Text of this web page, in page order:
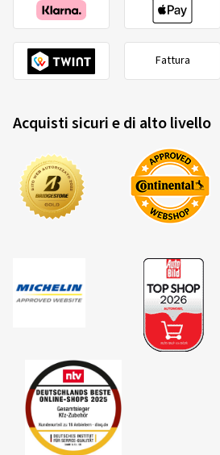
Acquisto certificato
Dimensioni:
10/08/2014
Acquisto certificato
26/06/2014
Acquisto certificato
Dimensioni:170/60 R17 72T
Fattura
Acquisti sicuri e di alto livello